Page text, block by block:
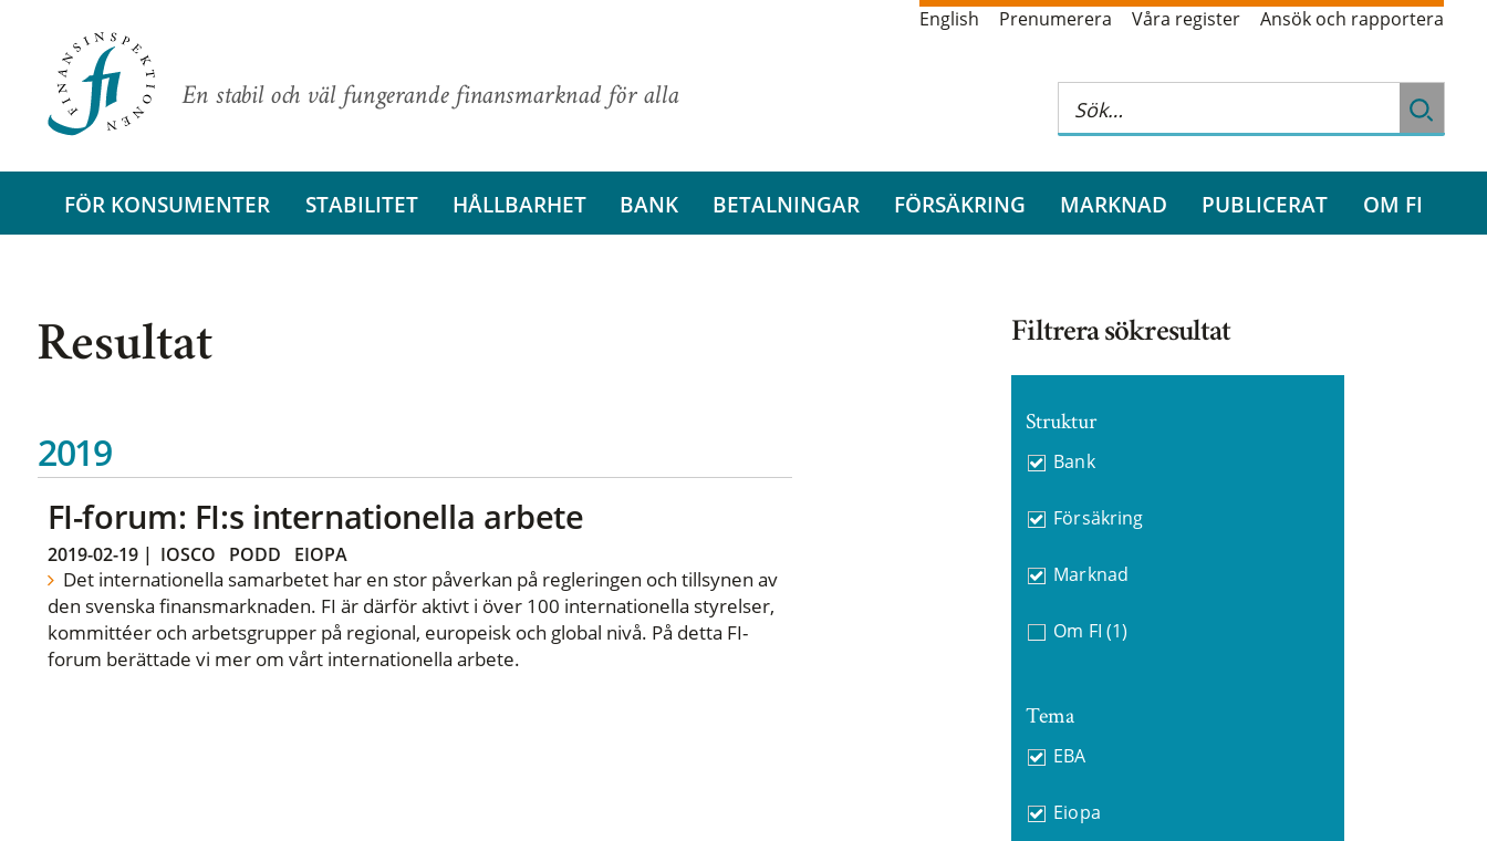
En stabil och väl fungerande finansmarknad för alla
English Prenumerera Våra register Ansök och rapportera
FÖR KONSUMENTER STABILITET HÅLLBARHET BANK BETALNINGAR FÖRSÄKRING MARKNAD PUBLICERAT OM FI
Resultat
2019
FI-forum: FI:s internationella arbete
2019-02-19| IOSCO PODD EIOPA
Det internationella samarbetet har en stor påverkan på regleringen och tillsynen av
den svenska finansmarknaden. FI är därför aktivt i över 100 internationella styrelser,
kommittéer och arbetsgrupper på regional, europeisk och global nivå. På detta FI-
forum berättade vi mer om vårt internationella arbete.
Filtrera sökresultat
Struktur
Bank
Försäkring
Marknad
Om FI (1)
Tema
EBA
Eiopa